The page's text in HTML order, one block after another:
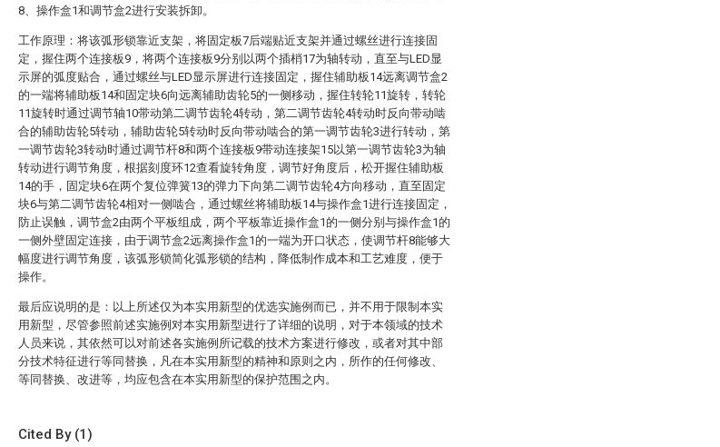
8、操作盒1和调节盒2进行安装拆卸。
工作原理：将该弧形锁靠近支架，将固定板7后端贴近支架并通过螺丝进行连接固
定，握住两个连接板9，将两个连接板9分别以两个插梢17为轴转动，直至与LED显
示屏的弧度贴合，通过螺丝与LED显示屏进行连接固定，握住辅助板14远离调节盒2
的一端将辅助板14和固定块6向远离辅助齿轮5的一侧移动，握住转轮11旋转，转轮
11旋转时通过调节轴10带动第二调节齿轮4转动，第二调节齿轮4转动时反向带动啮
合的辅助齿轮5转动，辅助齿轮5转动时反向带动啮合的第一调节齿轮3进行转动，第
一调节齿轮3转动时通过调节杆8和两个连接板9带动连接架15以第一调节齿轮3为轴
转动进行调节角度，根据刻度环12查看旋转角度，调节好角度后，松开握住辅助板
14的手，固定块6在两个复位弹簧13的弹力下向第二调节齿轮4方向移动，直至固定
块6与第二调节齿轮4相对一侧啮合，通过螺丝将辅助板14与操作盒1进行连接固定，
防止误触，调节盒2由两个平板组成，两个平板靠近操作盒1的一侧分别与操作盒1的
一侧外壁固定连接，由于调节盒2远离操作盒1的一端为开口状态，使调节杆8能够大
幅度进行调节角度，该弧形锁简化弧形锁的结构，降低制作成本和工艺难度，便于
操作。
最后应说明的是：以上所述仅为本实用新型的优选实施例而已，并不用于限制本实
用新型，尽管参照前述实施例对本实用新型进行了详细的说明，对于本领域的技术
人员来说，其依然可以对前述各实施例所记载的技术方案进行修改，或者对其中部
分技术特征进行等同替换，凡在本实用新型的精神和原则之内，所作的任何修改、
等同替换、改进等，均应包含在本实用新型的保护范围之内。
Cited By (1)